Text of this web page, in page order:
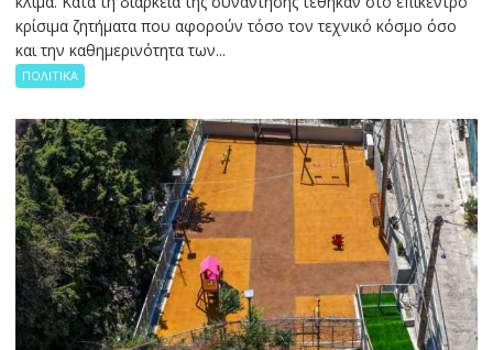
κρίσιμα ζητήματα που αφορούν τόσο τον τεχνικό κόσμο όσο
και την καθημερινότητα των...
ΠΟΛΙΤΙΚΑ